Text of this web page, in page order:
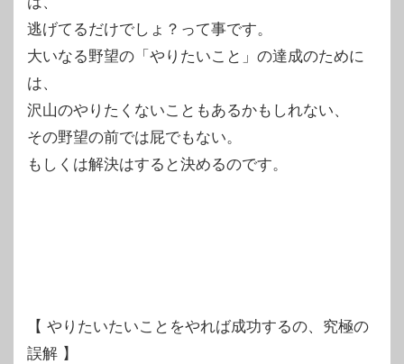
逃げてるだけでしょ？って事です。
大いなる野望の「やりたいこと」の達成のために
は、
沢山のやりたくないこともあるかもしれない、
その野望の前では屁でもない。
もしくは解決はすると決めるのです。
【 やりたいたいことをやれば成功するの、究極の
誤解 】